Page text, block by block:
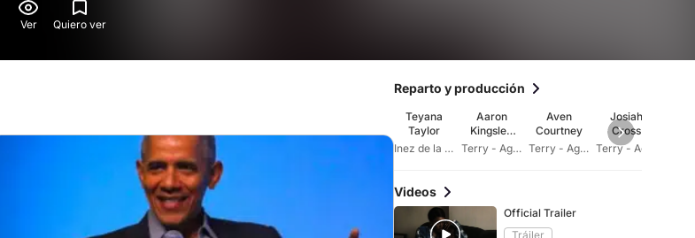
Ver Quiero ver
Reparto y producción
Teyana
Taylor
Inez de la Paz
Aaron
Kingsley
Adetola Terry - Age 6
Aven
Courtney
Terry - Age 13
Josiah
Cross
Videos
Official Trailer
Tráiler